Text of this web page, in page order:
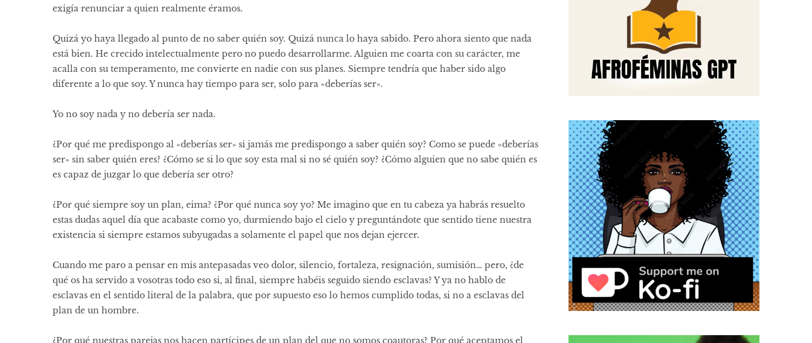
exigía renunciar a quien realmente éramos.
Quizá yo haya llegado al punto de no saber quién soy. Quizá nunca lo haya sabido. Pero ahora siento que nada
está bien. He crecido intelectualmente pero no puedo desarrollarme. Alguien me coarta con su carácter, me
acalla con su temperamento, me convierte en nadie con sus planes. Siempre tendría que haber sido algo
diferente a lo que soy. Y nunca hay tiempo para ser, solo para «deberías ser».
Yo no soy nada y no debería ser nada.
¿Por qué me predispongo al «deberías ser» si jamás me predispongo a saber quién soy? Como se puede «deberías
ser» sin saber quién eres? ¿Cómo se si lo que soy esta mal si no sé quién soy? ¿Cómo alguien que no sabe quién es
es capaz de juzgar lo que debería ser otro?
¿Por qué siempre soy un plan, eima? ¿Por qué nunca soy yo? Me imagino que en tu cabeza ya habrás resuelto
estas dudas aquel día que acabaste como yo, durmiendo bajo el cielo y preguntándote que sentido tiene nuestra
existencia si siempre estamos subyugadas a solamente el papel que nos dejan ejercer.
Cuando me paro a pensar en mis antepasadas veo dolor, silencio, fortaleza, resignación, sumisión… pero, ¿de
qué os ha servido a vosotras todo eso si, al final, siempre habéis seguido siendo esclavas? Y ya no hablo de
esclavas en el sentido literal de la palabra, que por supuesto eso lo hemos cumplido todas, si no a esclavas del
plan de un hombre.
¿Por qué nuestras parejas nos hacen partícipes de un plan del que no somos coautoras? Por qué aceptamos el